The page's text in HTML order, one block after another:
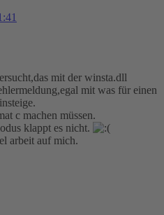
mit der winsta.dll
mit was für einen
c machen müssen.
klappt es nicht.
arbeit auf mich.